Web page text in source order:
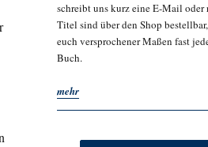
schreibt uns kurz eine E-Mail
Titel sind über den Shop
euch versprochener Maßen fast
Buch.
mehr